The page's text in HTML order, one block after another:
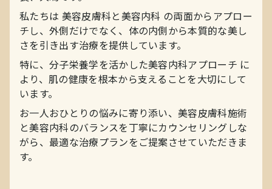
私たちは 美容皮膚科と美容内科 の両面からアプロー
チし、外側だけでなく、体の内側から本質的な美し
さを引き出す治療を提供しています。
特に、分子栄養学を活かした美容内科アプローチ に
より、肌の健康を根本から支えることを大切にして
います。
お一人おひとりの悩みに寄り添い、美容皮膚科施術
と美容内科のバランスを丁寧にカウンセリングしな
がら、最適な治療プランをご提案させていただきま
す。